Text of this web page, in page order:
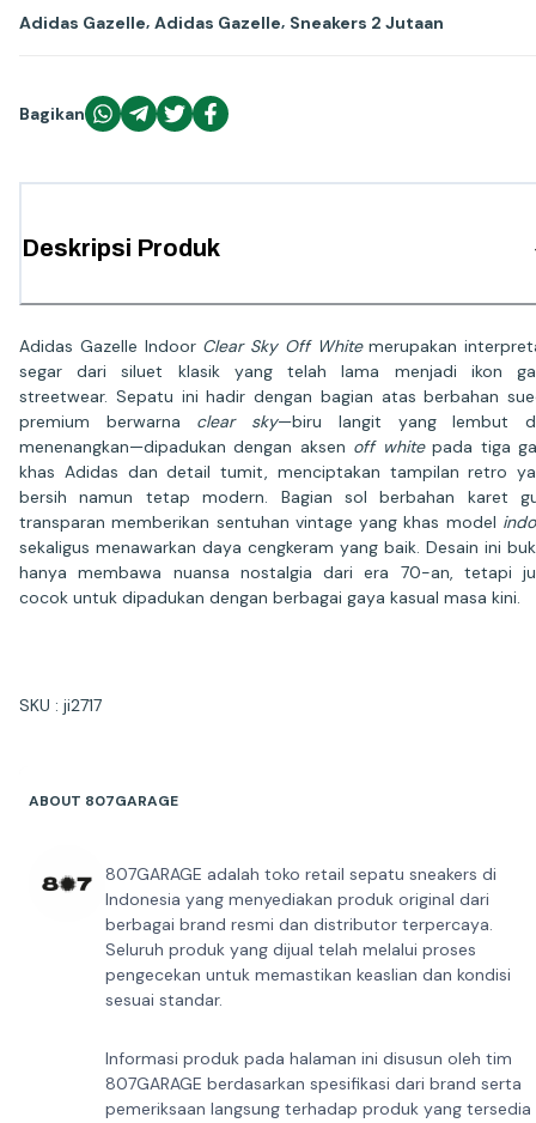
Adidas Gazelle Adidas Gazelle Sneakers 2 Jutaan
Bagikan
Deskripsi Produk
Adidas Gazelle Indoor Clear Sky Off Whitemerupakan
segar dari siluet klasik yang telah lama menjadi ikon
streetwear. Sepatu ini hadir dengan bagian atas berbahan
premium berwarna clear sky—biru langit yang lembut
menenangkan—dipadukan dengan aksen off whitepada tiga
khas Adidas dan detail tumit, menciptakan tampilan retro
bersih namun tetap modern. Bagian sol berbahan karet
transparan memberikan sentuhan vintage yang khas model
sekaligus menawarkan daya cengkeram yang baik. Desain ini
hanya membawa nuansa nostalgia dari era 70-an, tetapi
cocok untuk dipadukan dengan berbagai gaya kasual masa kini.
SKU : ji2717
ABOUT 807GARAGE
807GARAGE adalah toko retail sepatu sneakers di
Indonesia yang menyediakan produk original dari
berbagai brand resmi dan distributor terpercaya.
Seluruh produk yang dijual telah melalui proses
pengecekan untuk memastikan keaslian dan kondisi
sesuai standar.
Informasi produk pada halaman ini disusun oleh tim
807GARAGE berdasarkan spesifikasi dari brand serta
pemeriksaan langsung terhadap produk yang tersedia